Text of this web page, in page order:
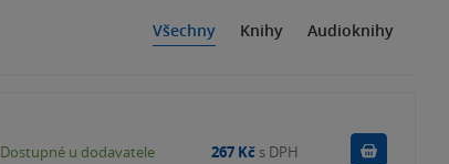
Všechny Knihy Audioknihy
Dostupné u dodavatele 267 Kč s DPH